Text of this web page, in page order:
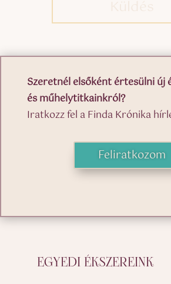
Szeretnél elsőként értesülni új
és műhelytitkainkról?
Iratkozz fel a Finda Krónika
Feliratkozom
EGYEDI ÉKSZEREINK